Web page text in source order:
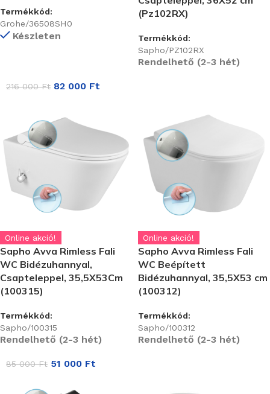
Termékkód:
Grohe/36508SH0
Készleten
(Pz102RX)
Termékkód:
Sapho/PZ102RX
Rendelhető (2-3 hét)
216 000Ft 82 000 Ft
Online akció!
Sapho Avva Rimless Fali
WC Bidézuhannyal,
Csapteleppel, 35,5X53Cm
(100315)
Termékkód:
Sapho/100315
Rendelhető (2-3 hét)
Online akció!
Sapho Avva Rimless Fali
WC Beépített
Bidézuhannyal, 35,5X53 cm
(100312)
Termékkód:
Sapho/100312
Rendelhető (2-3 hét)
85 000Ft 51 000 Ft